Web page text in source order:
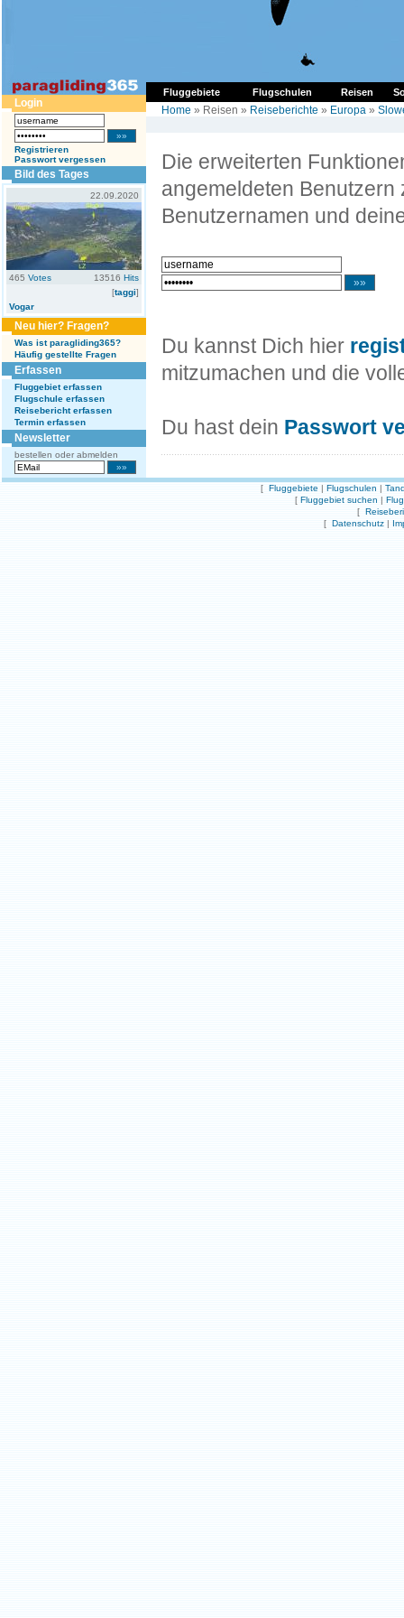
Fluggebiete Flugschulen Reisen
Login
Registrieren
Passwort vergessen
Bild des Tages
22.09.2020
465 Votes 13516 Hits
[taggi]
Vogar
Neu hier? Fragen?
Was ist paragliding365?
Häufig gestellte Fragen
Erfassen
Fluggebiet erfassen
Flugschule erfassen
Reisebericht erfassen
Termin erfassen
Newsletter
bestellen oder abmelden
Home » Reisen » Reiseberichte » Europa »
Die erweiterten
angemeldeten Benutzern
Benutzernamen und
Du kannst Dich hier
mitzumachen und die
Du hast dein Passwort
[ Fluggebiete | Flugschulen |
[ Fluggebiet suchen |
[
[ Datenschutz |